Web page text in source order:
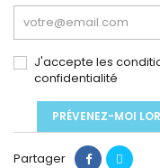
J'accepte les
confidentialité
PRÉVENEZ-MOI
Partager